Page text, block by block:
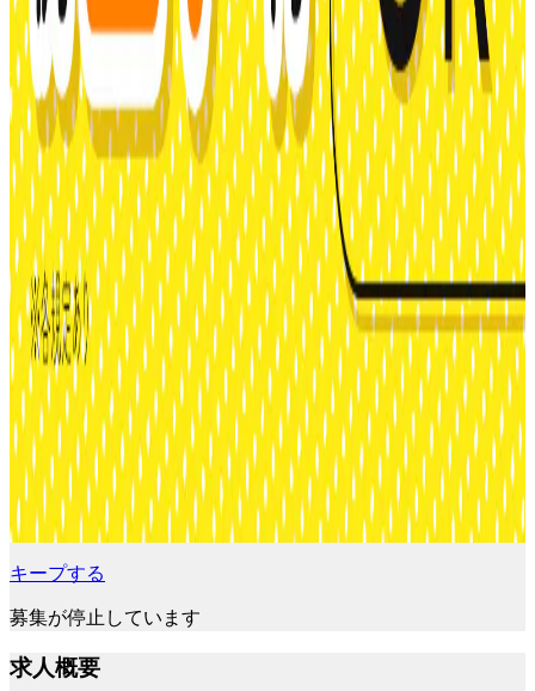
キープする
募集が停止しています
求人概要